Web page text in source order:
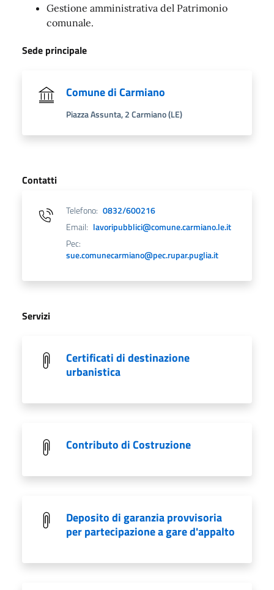
Gestione amministrativa del Patrimonio
comunale.
Sede principale
Comune di Carmiano
Piazza Assunta, 2 Carmiano (LE)
Contatti
Telefono: 0832/600216
Email: lavoripubblici@comune.carmiano.le.it
Pec:
sue.comunecarmiano@pec.rupar.puglia.it
Servizi
Certificati di destinazione
urbanistica
Contributo di Costruzione
Deposito di garanzia provvisoria
per partecipazione a gare d'appalto